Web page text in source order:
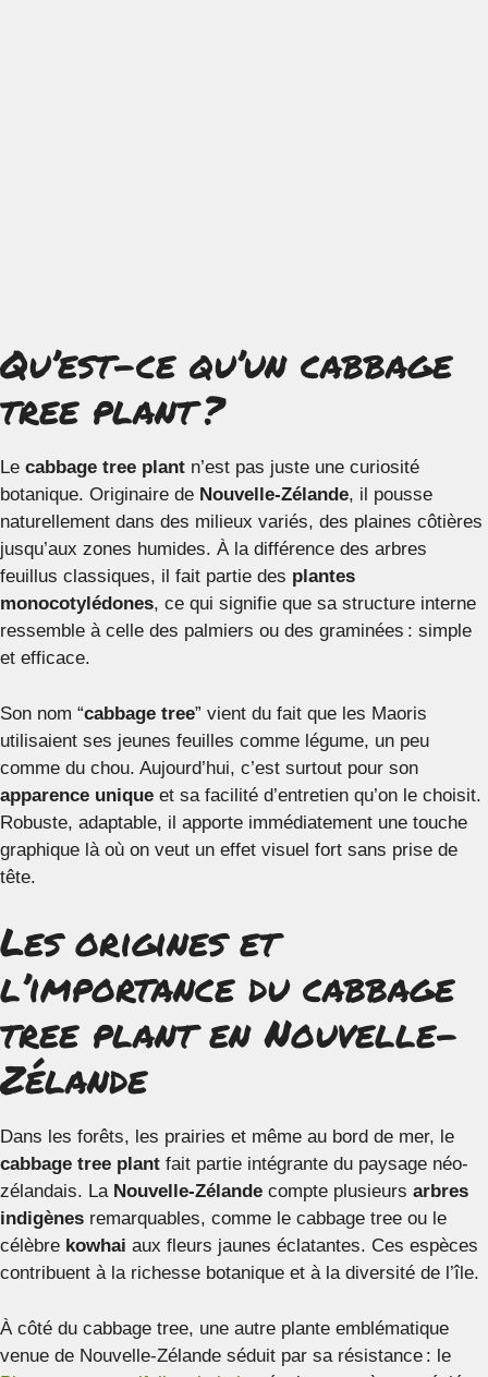
Qu’est-ce qu’un cabbage
tree plant ?
Le cabbage tree plant n’est pas juste une curiosité
botanique. Originaire de Nouvelle-Zélande, il pousse
naturellement dans des milieux variés, des plaines côtières
jusqu’aux zones humides. À la différence des arbres
feuillus classiques, il fait partie des plantes
monocotylédones, ce qui signifie que sa structure interne
ressemble à celle des palmiers ou des graminées : simple
et efficace.
Son nom “cabbage tree” vient du fait que les Maoris
utilisaient ses jeunes feuilles comme légume, un peu
comme du chou. Aujourd’hui, c’est surtout pour son
apparence unique et sa facilité d’entretien qu’on le choisit.
Robuste, adaptable, il apporte immédiatement une touche
graphique là où on veut un effet visuel fort sans prise de
tête.
Les origines et
l’importance du cabbage
tree plant en Nouvelle-
Zélande
Dans les forêts, les prairies et même au bord de mer, le
cabbage tree plant fait partie intégrante du paysage néo-
zélandais. La Nouvelle-Zélande compte plusieurs arbres
indigènes remarquables, comme le cabbage tree ou le
célèbre kowhai aux fleurs jaunes éclatantes. Ces espèces
contribuent à la richesse botanique et à la diversité de l’île.
À côté du cabbage tree, une autre plante emblématique
venue de Nouvelle-Zélande séduit par sa résistance : le